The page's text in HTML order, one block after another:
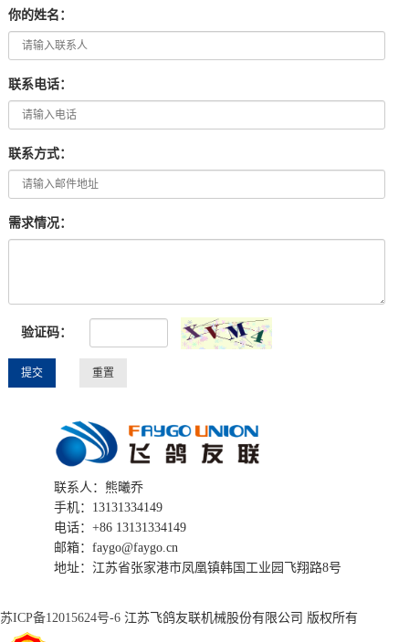
你的姓名：
联系电话：
联系方式：
需求情况：
验证码：
联系人：熊曦乔
手机：13131334149
电话：+86 13131334149
邮箱：faygo@faygo.cn
地址：江苏省张家港市凤凰镇韩国工业园飞翔路8号
苏ICP备12015624号-6 江苏飞鸽友联机械股份有限公司 版权所有